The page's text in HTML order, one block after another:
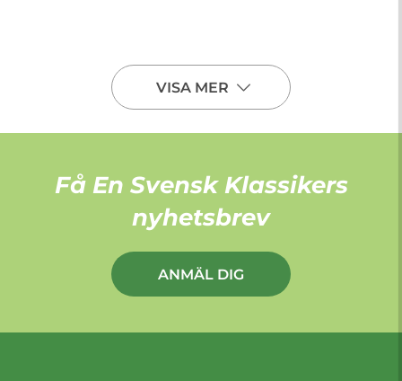
VISA MER
Få En Svensk Klassikers
nyhetsbrev
ANMÄL DIG